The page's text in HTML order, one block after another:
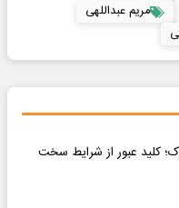
مریم عبداللهی
کلید عبور از شرایط سخت